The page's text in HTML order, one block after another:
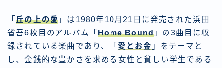
「丘の上の愛 」は1980年10月21日に発売された浜田
省吾6枚目のアルバム「Home Bound 」の3曲目に収
録されている楽曲であり、「 愛とお金 」をテーマと
し、金銭的な豊かさを求める女性と貧しい学生である